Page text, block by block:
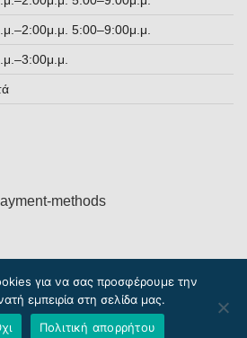
5:00–9:00μ.μ.
/ Designed & Developed by
για να σας προσφέρουμε την
εμπειρία στη σελίδα μας.
Πολιτική απορρήτου